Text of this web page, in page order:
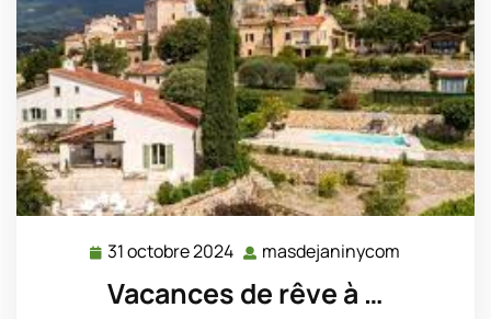
31 octobre 2024 31
octobre
2024
masdejaninycom
Vacances de rêve à …